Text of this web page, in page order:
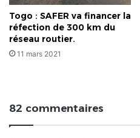
Togo : SAFER va financer la
réfection de 300 km du
réseau routier.
11 mars 2021
82 commentaires